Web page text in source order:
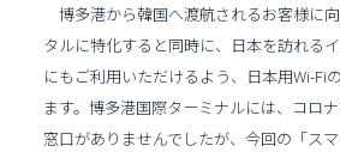
博多港から韓国へ渡航されるお客様に
タルに特化すると同時に、日本を訪れる
にもご利用いただけるよう、日本用Wi-Fi
ます。博多港国際ターミナルには、コロ
窓口がありませんでしたが、今回の「ス